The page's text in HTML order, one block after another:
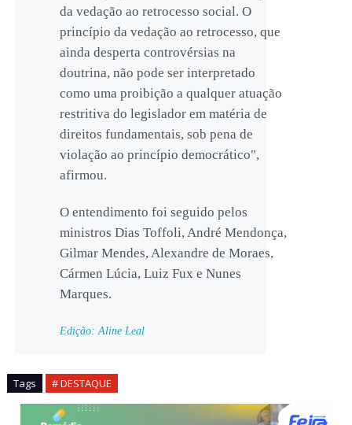
da vedação ao retrocesso social. O
princípio da vedação ao retrocesso, que
ainda desperta controvérsias na
doutrina, não pode ser interpretado
como uma proibição a qualquer atuação
restritiva do legislador em matéria de
direitos fundamentais, sob pena de
violação ao princípio democrático",
afirmou.
O entendimento foi seguido pelos
ministros Dias Toffoli, André Mendonça,
Gilmar Mendes, Alexandre de Moraes,
Cármen Lúcia, Luiz Fux e Nunes
Marques.
Edição: Aline Leal
Tags # DESTAQUE